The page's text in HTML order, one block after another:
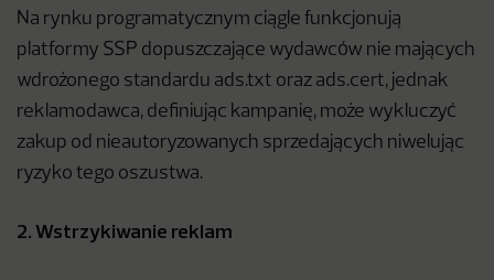
Na rynku programatycznym ciągle funkcjonują
platformy SSP dopuszczające wydawców nie mających
wdrożonego standardu ads.txt oraz ads.cert, jednak
reklamodawca, definiując kampanię, może wykluczyć
zakup od nieautoryzowanych sprzedających niwelując
ryzyko tego oszustwa.
2. Wstrzykiwanie reklam